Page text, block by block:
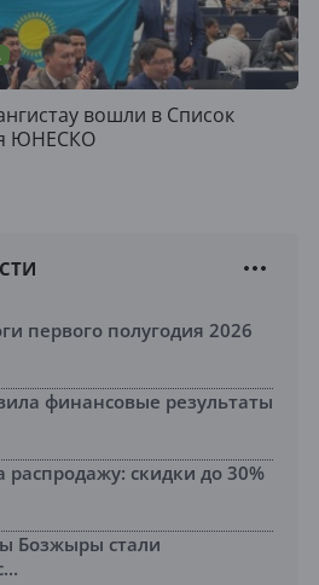
вошли в Список
ЮНЕСКО
первого полугодия 2026
финансовые результаты
скидки до 30%
Бозжыры стали